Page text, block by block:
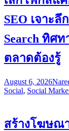
SEO เจาะ
Search ทิศ
ตลาดต้องรู้
August 6, 2026
Social, Social
สร้างโฆษณ